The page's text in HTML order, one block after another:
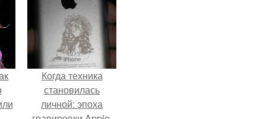
Когда техника
становилась
личной: эпоха